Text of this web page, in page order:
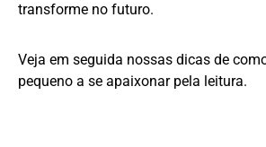
transforme no futuro.
Veja em seguida nossas dicas de
pequeno a se apaixonar pela leitura.